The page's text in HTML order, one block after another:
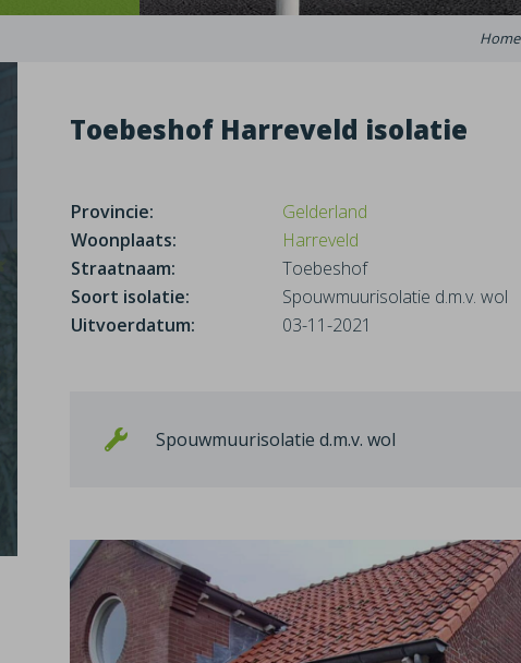
Home
Toebeshof Harreveld isolatie
Provincie:
Gelderland
Woonplaats:
Harreveld
Straatnaam:
Toebeshof
Soort isolatie:
Spouwmuurisolatie d.m.v. wol
Uitvoerdatum:
03-11-2021
Spouwmuurisolatie d.m.v. wol